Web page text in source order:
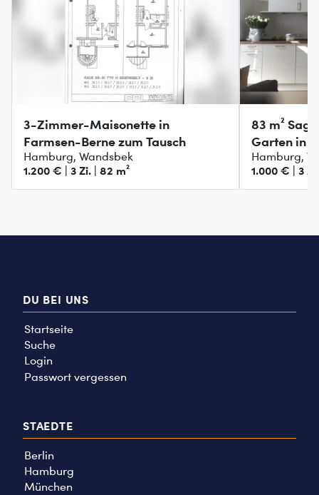
3-Zimmer-Maisonette in
Farmsen-Berne zum Tausch
Hamburg, Wandsbek
1.200 € | 3 Zi. | 82 m²
83 m²
Garten in
Hamburg,
1.000 € | 3
DU BEI UNS
Startseite
Suche
Login
Passwort vergessen
STAEDTE
Berlin
Hamburg
München